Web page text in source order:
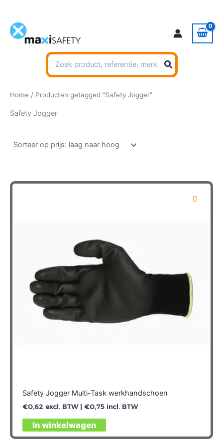
inhoud
Zoeken
naar:
Home / Producten getagged “Safety Jogger”
Safety Jogger
Safety Jogger Multi-Task werkhandschoen
€0,62excl. BTW | €0,75incl. BTW
In winkelwagen
Dit
product